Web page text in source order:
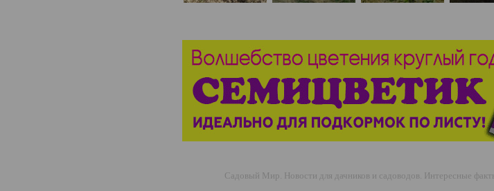
Садовый Мир. Новости для дачников и садоводов. Интересные